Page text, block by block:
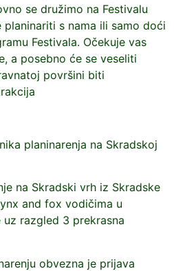
se družimo na Festivalu
planinariti s nama ili samo doći
Festivala. Očekuje vas
a posebno će se veseliti
površini biti
planinarenja na Skradskoj
na Skradski vrh iz Skradske
and fox vodičima u
razgled 3 prekrasna
obvezna je prijava